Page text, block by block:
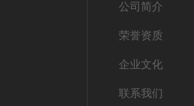
公司简介
荣誉资质
企业文化
联系我们